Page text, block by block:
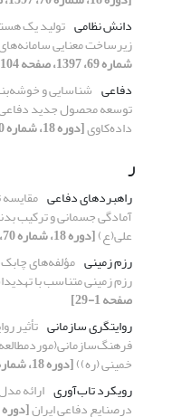
دانش نظامی تولید یک
زیرساخت معنایی
شماره 69، 1397، صفحه 104-130]
دفاعی شناسایی و
توسعه محصول جدید
داده‌کاوی[دوره 18، شماره 70، 1397، صفحه 28-52]
ر
راهبردهای دفاعی مقایسه
آمادگی جسمانی و ترکیب
على(ع)[دوره 18، شماره 70، 1397، صفحه 1-27]
رزم زمینی مؤلفه‌های
رزم زمینی متناسب با
صفحه 1-29]
روایتگری سازمانی تأثیر
خمینی (ره))[دوره 18، شماره 71، 1397، صفحه 103-131]
رویکرد تاب‌آوری ارائه
درصنایع دفاعی ایران[دوره 18، شماره 71، 1397، صفحه 31-70]